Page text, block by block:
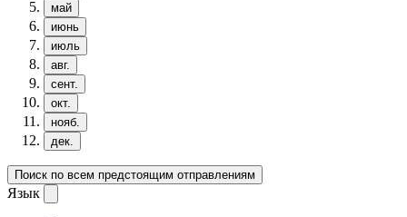
май
июнь
июль
авг.
сент.
окт.
нояб.
дек.
Поиск по всем предстоящим отправлениям
Язык